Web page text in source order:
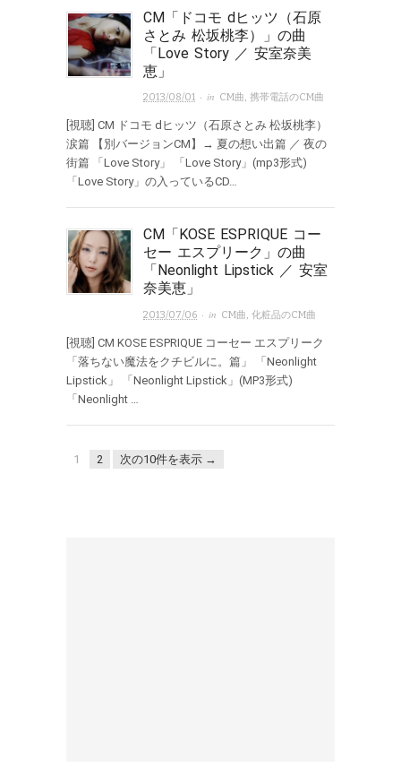
CM「ドコモ dヒッツ（石原
さとみ 松坂桃李）」の曲
「Love Story ／ 安室奈美
恵」
2013/08/01 · in CM曲,携帯電話のCM曲
[視聴] CM ドコモ dヒッツ（石原さとみ 松坂桃李）
涙篇 【別バージョンCM】→ 夏の想い出篇 ／ 夜の
街篇 「Love Story」 「Love Story」(mp3形式)
「Love Story」の入っているCD…
CM「KOSE ESPRIQUE コー
セー エスプリーク」の曲
「Neonlight Lipstick ／ 安室
奈美恵」
2013/07/06 · in CM曲,化粧品のCM曲
[視聴] CM KOSE ESPRIQUE コーセー エスプリーク
「落ちない魔法をクチビルに。篇」 「Neonlight
Lipstick」 「Neonlight Lipstick」(MP3形式)
「Neonlight …
1 2 次の10件を表示 →